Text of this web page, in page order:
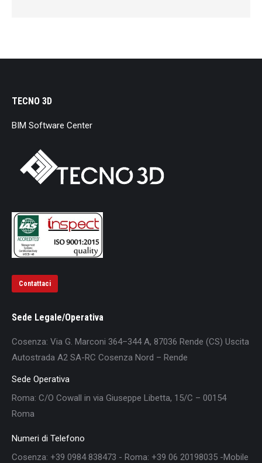
TECNO 3D
BIM Software Center
Contattaci
Sede Legale/Operativa
Cosenza: Via G. Marconi 364–344 A, 87036 Rende (CS) Uscita
Autostrada A2 SA-RC Cosenza Nord – Rende
Sede Operativa
Roma: C/O Cowall in via Giuseppe Libetta, 15/C – 00154
Roma
Numeri di Telefono
Cosenza: +39 0984 838473 - Roma: +39 06 20198035 -Mobile